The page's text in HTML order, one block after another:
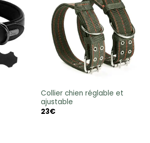
Collier chien réglable et
ajustable
23€